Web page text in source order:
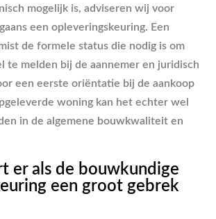
mogelijk is, adviseren wij voor
een opleveringskeuring. Een
de formele status die nodig is om
te melden bij de aannemer en juridisch
een eerste oriëntatie bij de aankoop
woning kan het echter wel
in de algemene bouwkwaliteit en
er als de bouwkundige
een groot gebrek